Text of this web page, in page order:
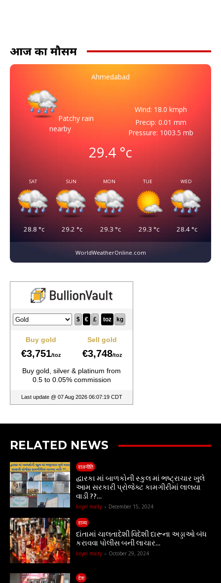
आज का मौसम
Ahmedabad
Patchy rain
nearby
Wind: 18.0 kmph
Precip: 0.01 mm
Pressure: 1003.5 mb
29.4 °c
SAT
28.8 °c
SUN
29.2 °c
MON
29.3 °c
TUE
29.3 °c
WED
28.4 °c
WorldWeatherOnline.com
RELATED NEWS
राजनीति
દ્વારકા માં બાળકોની સ્કુલ માં ભષ્ટ્રાચાર ખુલે
આમ સરકારી પ્રોજેક્ટ કામગીરીમાં લાલયા
વાડી ??…
koyel maity - December 15, 2024
राज्य
દાંતામાં ચાલતાદેશી વિદેશી દારૂના અડ્ડાઓ બંધ
કરાવવા પોલીસ બની લાચાર…
koyel maity - October 29, 2024
देश